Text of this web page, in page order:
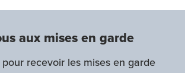
aux mises en garde
recevoir les mises en garde